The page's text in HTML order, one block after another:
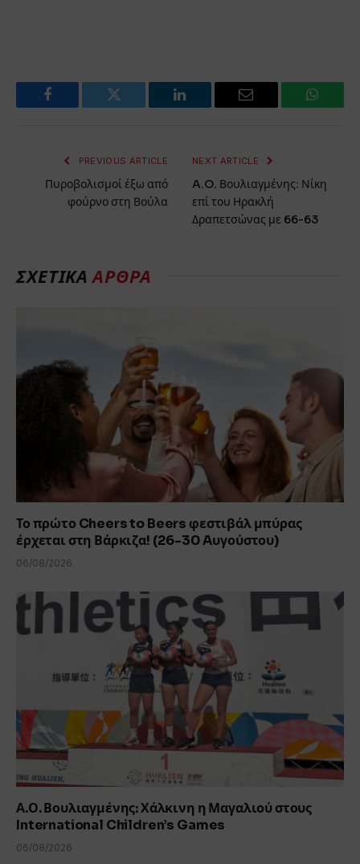
Facebook Twitter LinkedIn Email
PREVIOUS ARTICLE
Πυροβολισμοί έξω από
φούρνο στη Βούλα
NEXT ARTICLE
A.O. Βουλιαγμένης: Νίκη
επί του Ηρακλή
Δραπετσώνας με 66-63
ΣΧΕΤΙΚΑΑΡΘΡΑ
Το πρώτο Cheers to Beers φεστιβάλ μπύρας
έρχεται στη Βάρκιζα! (26-30 Aυγούστου)
06/08/2026
Α.Ο. Βουλιαγμένης: Χάλκινη η Μαγαλιού στους
International Children’s Games
06/08/2026